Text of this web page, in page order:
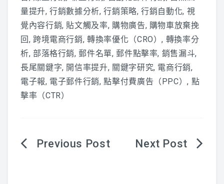
量提升,行銷數據分析,行銷策略,行銷自動化, 視
覺內容行銷, 貼文觸及率, 購物廣告, 購物車放棄挽
回, 跨境電商行銷,轉換率優化（CRO）, 轉換率分
析, 部落格行銷,郵件名單,郵件點擊率, 銷售漏斗,
長尾關鍵字, 開信率提升, 關鍵字研究, 電商行銷,
電子報, 電子郵件行銷,點擊付費廣告（PPC）, 點
擊率（CTR）
文